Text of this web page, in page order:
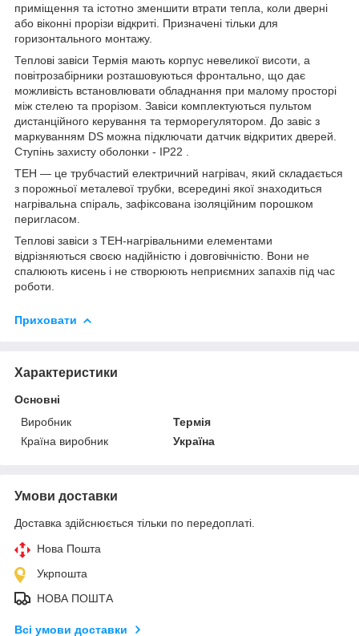
приміщення та істотно зменшити втрати тепла, коли дверні
або віконні прорізи відкриті. Призначені тільки для
горизонтального монтажу.
Теплові завіси Термія мають корпус невеликої висоти, а
повітрозабірники розташовуються фронтально, що дає
можливість встановлювати обладнання при малому просторі
між стелею та прорізом. Завіси комплектуються пультом
дистанційного керування та терморегулятором. До завіс з
маркуванням DS можна підключати датчик відкритих дверей.
Ступінь захисту оболонки - IP22 .
ТЕН — це трубчастий електричний нагрівач, який складається
з порожньої металевої трубки, всередині якої знаходиться
нагрівальна спіраль, зафіксована ізоляційним порошком
перигласом.
Теплові завіси з ТЕН-нагрівальними елементами
відрізняються своєю надійністю і довговічністю. Вони не
спалюють кисень і не створюють неприємних запахів під час
роботи.
Приховати
Характеристики
Основні
Виробник
Термія
Країна виробник
Україна
Умови доставки
Доставка здійснюється тільки по передоплаті.
Нова Пошта
Укрпошта
НОВА ПОШТА
Всі умови доставки